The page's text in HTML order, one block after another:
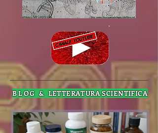
BLOG &LETTERATURA SCIENTIFICA